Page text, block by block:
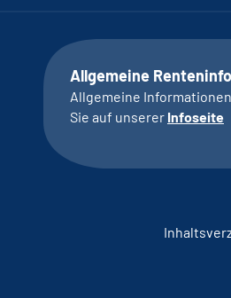
Allgemeine
Allgemeine
Sie auf unserer Infoseite